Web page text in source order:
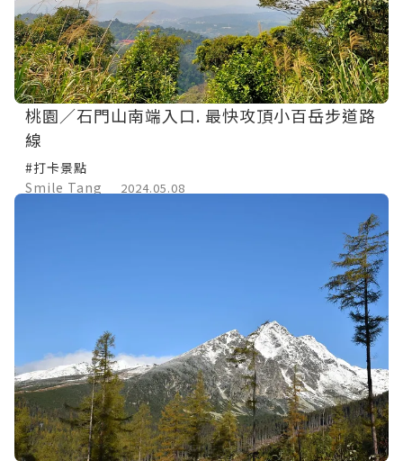
桃園／石門山南端入口. 最快攻頂小百岳步道路
線
#打卡景點
Smile Tang
2024.05.08